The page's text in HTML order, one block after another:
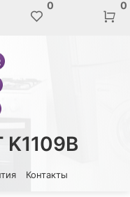
0 0
K1109B
Контакты